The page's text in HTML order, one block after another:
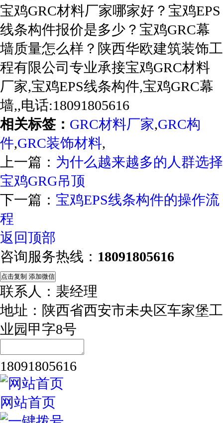
宝鸡GRC材料厂家哪家好？宝鸡EPS
线条构件报价是多少？宝鸡GRC幕
墙质量怎么样？陕西华欧建筑装饰工
程有限公司专业承接宝鸡GRC材料
厂家,宝鸡EPS线条构件,宝鸡GRC幕
墙,,电话:18091805616
相关标签： GRC材料厂家,GRC构
件,GRC装饰材料,
上一篇： 为什么越来越多的人群选择
宝鸡GRG吊顶
下一篇： 宝鸡EPS线条构件的操作流
程
返回顶部
咨询服务热线： 18091805616
点击复制 添加微信
联系人：裴经理
地址：陕西省西安市未央区车家堡工
业园甲字8号
18091805616
网站首页